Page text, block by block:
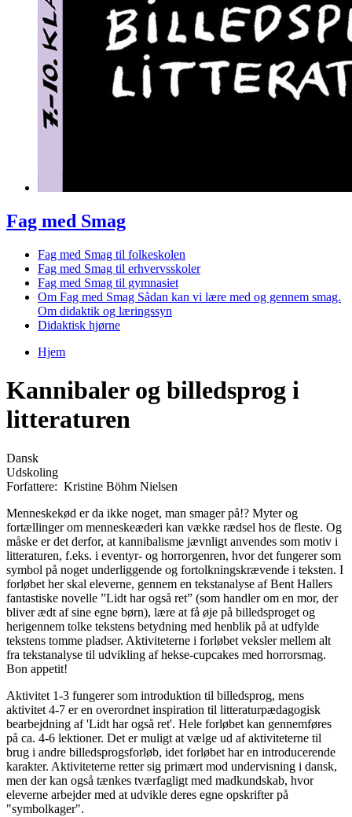
Fag med Smag
Fag med Smag til folkeskolen
Fag med Smag til erhvervsskoler
Fag med Smag til gymnasiet
Om Fag med Smag Sådan kan vi lære med og gennem smag.
Om didaktik og læringssyn
Didaktisk hjørne
Hjem
Kannibaler og billedsprog i
litteraturen
Dansk
Udskoling
Forfattere: Kristine Böhm Nielsen
Menneskekød er da ikke noget, man smager på!? Myter og
fortællinger om menneskeæderi kan vække rædsel hos de fleste. Og
måske er det derfor, at kannibalisme jævnligt anvendes som motiv i
litteraturen, f.eks. i eventyr- og horrorgenren, hvor det fungerer som
symbol på noget underliggende og fortolkningskrævende i teksten. I
forløbet her skal eleverne, gennem en tekstanalyse af Bent Hallers
fantastiske novelle ”Lidt har også ret” (som handler om en mor, der
bliver ædt af sine egne børn), lære at få øje på billedsproget og
herigennem tolke tekstens betydning med henblik på at udfylde
tekstens tomme pladser. Aktiviteterne i forløbet veksler mellem alt
fra tekstanalyse til udvikling af hekse-cupcakes med horrorsmag.
Bon appetit!
Aktivitet 1-3 fungerer som introduktion til billedsprog, mens
aktivitet 4-7 er en overordnet inspiration til litteraturpædagogisk
bearbejdning af 'Lidt har også ret'. Hele forløbet kan gennemføres
på ca. 4-6 lektioner. Det er muligt at vælge ud af aktiviteterne til
brug i andre billedsprogsforløb, idet forløbet har en introducerende
karakter. Aktiviteterne retter sig primært mod undervisning i dansk,
men der kan også tænkes tværfagligt med madkundskab, hvor
eleverne arbejder med at udvikle deres egne opskrifter på
"symbolkager".